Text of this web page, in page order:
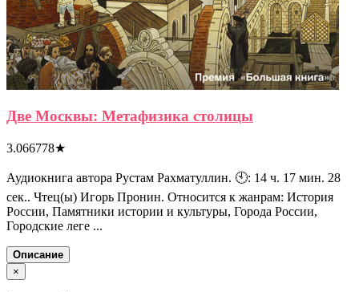
Две Москвы: Метафизика столицы
3.066778★
Аудиокнига автора Рустам Рахматуллин. 🕙: 14 ч. 17 мин. 28
сек.. Чтец(ы) Игорь Пронин. Относится к жанрам: История
России, Памятники истории и культуры, Города России,
Городские леге ...
Описание
×